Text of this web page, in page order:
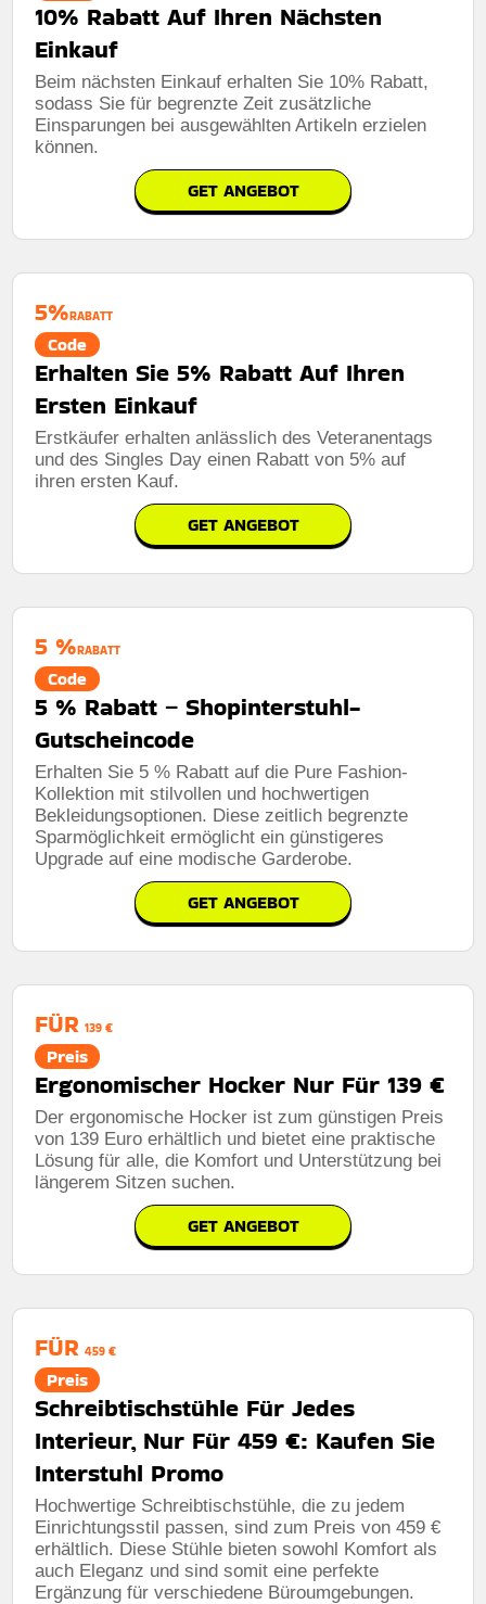
10% Rabatt Auf Ihren Nächsten
Einkauf
Beim nächsten Einkauf erhalten Sie 10% Rabatt,
sodass Sie für begrenzte Zeit zusätzliche
Einsparungen bei ausgewählten Artikeln erzielen
können.
GET ANGEBOT
5%RABATT
Code
Erhalten Sie 5% Rabatt Auf Ihren
Ersten Einkauf
Erstkäufer erhalten anlässlich des Veteranentags
und des Singles Day einen Rabatt von 5% auf
ihren ersten Kauf.
GET ANGEBOT
5 %RABATT
Code
5 % Rabatt – Shopinterstuhl-
Gutscheincode
Erhalten Sie 5 % Rabatt auf die Pure Fashion-
Kollektion mit stilvollen und hochwertigen
Bekleidungsoptionen. Diese zeitlich begrenzte
Sparmöglichkeit ermöglicht ein günstigeres
Upgrade auf eine modische Garderobe.
GET ANGEBOT
FÜR 139 €
Preis
Ergonomischer Hocker Nur Für 139 €
Der ergonomische Hocker ist zum günstigen Preis
von 139 Euro erhältlich und bietet eine praktische
Lösung für alle, die Komfort und Unterstützung bei
längerem Sitzen suchen.
GET ANGEBOT
FÜR 459 €
Preis
Schreibtischstühle Für Jedes
Interieur, Nur Für 459 €: Kaufen Sie
Interstuhl Promo
Hochwertige Schreibtischstühle, die zu jedem
Einrichtungsstil passen, sind zum Preis von 459 €
erhältlich. Diese Stühle bieten sowohl Komfort als
auch Eleganz und sind somit eine perfekte
Ergänzung für verschiedene Büroumgebungen.